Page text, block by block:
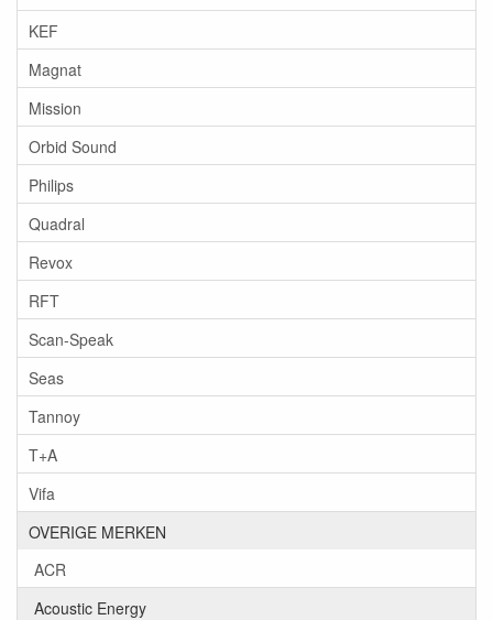
KEF
Magnat
Mission
Orbid Sound
Philips
Quadral
Revox
RFT
Scan-Speak
Seas
Tannoy
T+A
Vifa
OVERIGE MERKEN
ACR
Acoustic Energy